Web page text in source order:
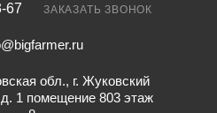
67 ЗАКАЗАТЬ ЗВОНОК
обл., г. Жуковский
1 помещение 803 этаж